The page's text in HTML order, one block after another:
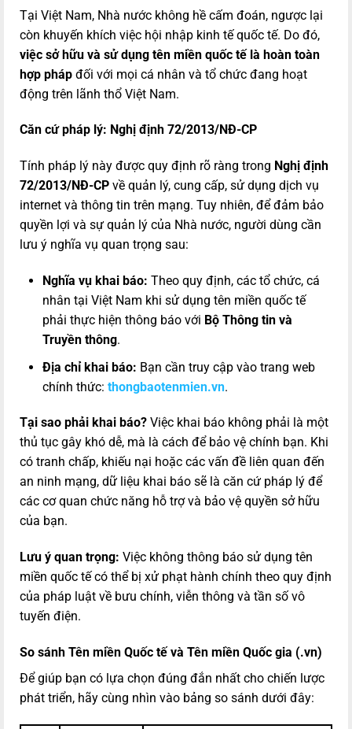
Tại Việt Nam, Nhà nước không hề cấm đoán, ngược lại
còn khuyến khích việc hội nhập kinh tế quốc tế. Do đó,
việc sở hữu và sử dụng tên miền quốc tế là hoàn toàn
hợp pháp đối với mọi cá nhân và tổ chức đang hoạt
động trên lãnh thổ Việt Nam.
Căn cứ pháp lý: Nghị định 72/2013/NĐ-CP
Tính pháp lý này được quy định rõ ràng trong Nghị định
72/2013/NĐ-CP về quản lý, cung cấp, sử dụng dịch vụ
internet và thông tin trên mạng. Tuy nhiên, để đảm bảo
quyền lợi và sự quản lý của Nhà nước, người dùng cần
lưu ý nghĩa vụ quan trọng sau:
Nghĩa vụ khai báo: Theo quy định, các tổ chức, cá
nhân tại Việt Nam khi sử dụng tên miền quốc tế
phải thực hiện thông báo với Bộ Thông tin và
Truyền thông.
Địa chỉ khai báo: Bạn cần truy cập vào trang web
chính thức: thongbaotenmien.vn.
Tại sao phải khai báo? Việc khai báo không phải là một
thủ tục gây khó dễ, mà là cách để bảo vệ chính bạn. Khi
có tranh chấp, khiếu nại hoặc các vấn đề liên quan đến
an ninh mạng, dữ liệu khai báo sẽ là căn cứ pháp lý để
các cơ quan chức năng hỗ trợ và bảo vệ quyền sở hữu
của bạn.
Lưu ý quan trọng: Việc không thông báo sử dụng tên
miền quốc tế có thể bị xử phạt hành chính theo quy định
của pháp luật về bưu chính, viễn thông và tần số vô
tuyến điện.
So sánh Tên miền Quốc tế và Tên miền Quốc gia (.vn)
Để giúp bạn có lựa chọn đúng đắn nhất cho chiến lược
phát triển, hãy cùng nhìn vào bảng so sánh dưới đây: